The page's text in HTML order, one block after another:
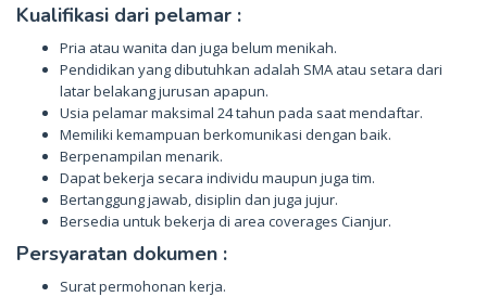
Kualifikasi dari pelamar :
Pria atau wanita dan juga belum menikah.
Pendidikan yang dibutuhkan adalah SMA atau setara dari
latar belakang jurusan apapun.
Usia pelamar maksimal 24 tahun pada saat mendaftar.
Memiliki kemampuan berkomunikasi dengan baik.
Berpenampilan menarik.
Dapat bekerja secara individu maupun juga tim.
Bertanggung jawab, disiplin dan juga jujur.
Bersedia untuk bekerja di area coverages Cianjur.
Persyaratan dokumen :
Surat permohonan kerja.